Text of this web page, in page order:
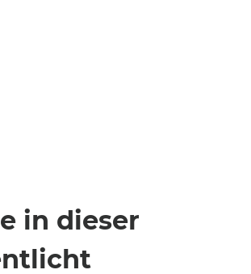
in dieser